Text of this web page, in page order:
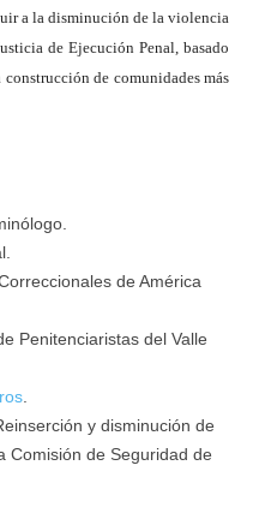
a la disminución de la violencia
de Ejecución Penal, basado
de comunidades más
de América
Penitenciaristas del Valle
y disminución de
Comisión de Seguridad de